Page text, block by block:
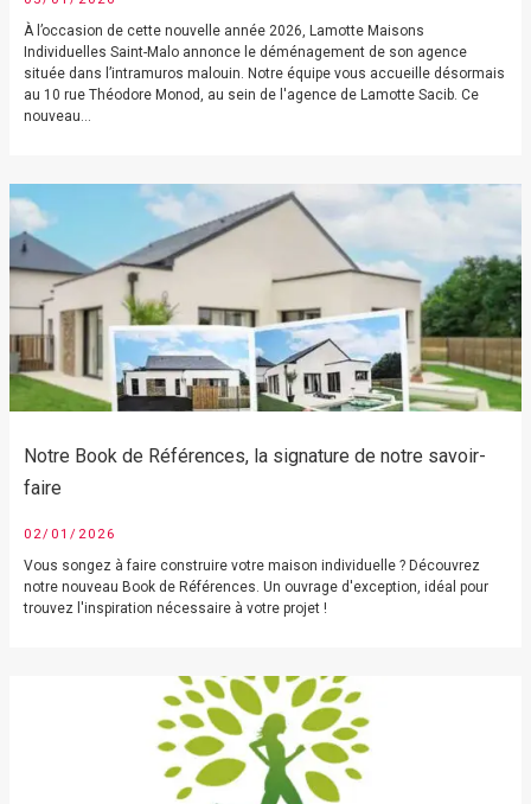
À l’occasion de cette nouvelle année 2026, Lamotte Maisons
Individuelles Saint-Malo annonce le déménagement de son agence
située dans l’intramuros malouin. Notre équipe vous accueille désormais
au 10 rue Théodore Monod, au sein de l'agence de Lamotte Sacib. Ce
nouveau...
Notre Book de Références, la signature de notre savoir-
faire
02/01/2026
Vous songez à faire construire votre maison individuelle ? Découvrez
notre nouveau Book de Références. Un ouvrage d'exception, idéal pour
trouvez l'inspiration nécessaire à votre projet !